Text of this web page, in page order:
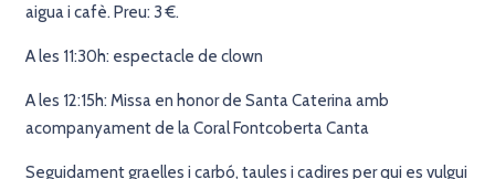
aigua i cafè. Preu: 3 €.
A les 11:30h: espectacle de clown
A les 12:15h: Missa en honor de Santa Caterina amb
acompanyament de la Coral Fontcoberta Canta
Seguidament graelles i carbó, taules i cadires per qui es vulgui